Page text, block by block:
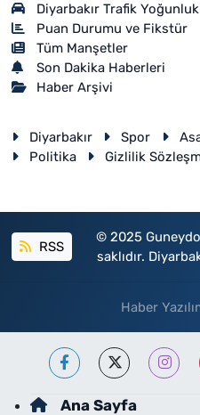
Diyarbakır Trafik
Puan Durumu ve Fikstür
Tüm Manşetler
Son Dakika Haberleri
Haber Arşivi
Diyarbakır Spor
Politika
Gizlilik
RSS
© 2025
saklıdır.
Haber
Ana Sayfa